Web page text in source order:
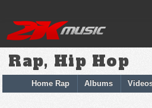
Rap, Hip Hop
Home Rap Albums